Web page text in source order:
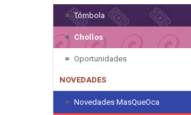
Tómbola
Chollos
Oportunidades
NOVEDADES
Novedades MasQueOca